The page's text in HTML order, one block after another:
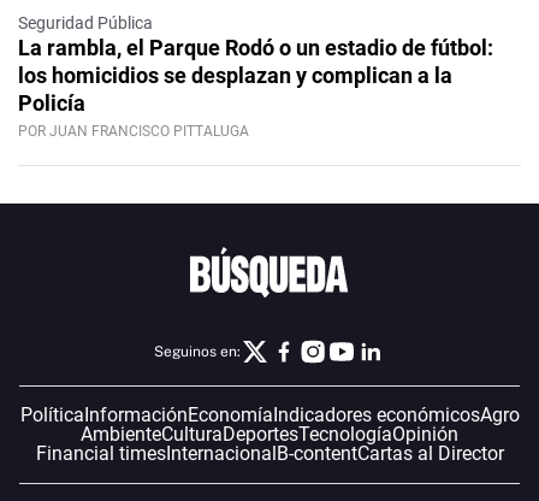
Seguridad Pública
La rambla, el Parque Rodó o un estadio de fútbol:
los homicidios se desplazan y complican a la
Policía
POR JUAN FRANCISCO PITTALUGA
Seguinos en:
PolíticaInformaciónEconomíaIndicadores económicosAgro
AmbienteCulturaDeportesTecnologíaOpinión
Financial timesInternacionalB-contentCartas al Director